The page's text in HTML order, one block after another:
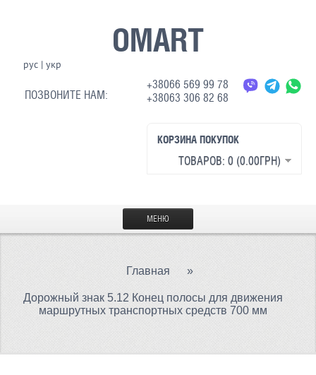
OMART
рус| укр
ПОЗВОНИТЕ НАМ:
+38066 569 99 78
+38063 306 82 68
КОРЗИНА ПОКУПОК
ТОВАРОВ: 0 (0.00ГРН)
МЕНЮ
МАТЕРИАЛЫ
СВЕТООТРАЖАЮЩАЯ ТКАНЬ
Главная »
Дорожный знак 5.12 Конец полосы для движения
маршрутных транспортных средств 700 мм